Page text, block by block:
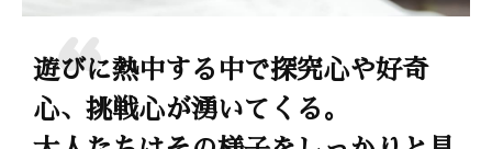
遊びに熱中する中で探究心や好奇
心、挑戦心が湧いてくる。